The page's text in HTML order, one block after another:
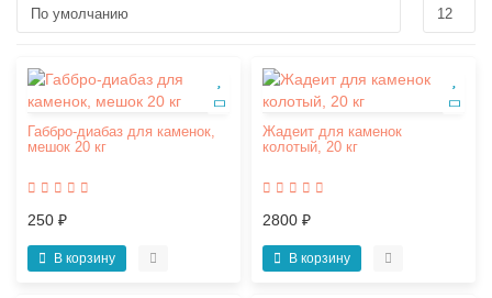
Габбро-диабаз для каменок,
мешок 20 кг
250 ₽
В корзину
Жадеит для каменок
колотый, 20 кг
2800 ₽
В корзину